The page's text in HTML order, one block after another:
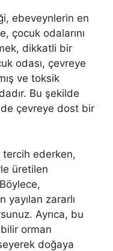
ebeveynlerin en
çocuk odalarını
dikkatli bir
odası, çevreye
ve toksik
Bu şekilde
de çevreye dost bir
tercih ederken,
üretilen
yayılan zararlı
Ayrıca, bu
orman
doğaya